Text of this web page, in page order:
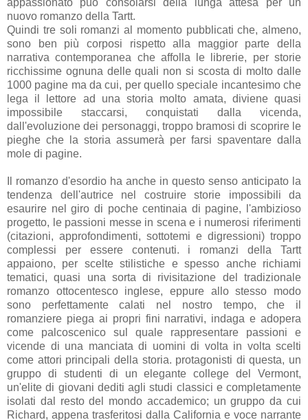
nuovo romanzo della Tartt.
Quindi tre soli romanzi al momento pubblicati che, almeno,
sono ben più corposi rispetto alla maggior parte della
narrativa contemporanea che affolla le librerie, per storie
ricchissime ognuna delle quali non si scosta di molto dalle
1000 pagine ma da cui, per quello speciale incantesimo che
lega il lettore ad una storia molto amata, diviene quasi
impossibile staccarsi, conquistati dalla vicenda,
dall'evoluzione dei personaggi, troppo bramosi di scoprire le
pieghe che la storia assumerà per farsi spaventare dalla
mole di pagine.
Il romanzo d'esordio ha anche in questo senso anticipato la
tendenza dell'autrice nel costruire storie impossibili da
esaurire nel giro di poche centinaia di pagine, l'ambizioso
progetto, le passioni messe in scena e i numerosi riferimenti
(citazioni, approfondimenti, sottotemi e digressioni) troppo
complessi per essere contenuti. i romanzi della Tartt
appaiono, per scelte stilistiche e spesso anche richiami
tematici, quasi una sorta di rivisitazione del tradizionale
romanzo ottocentesco inglese, eppure allo stesso modo
sono perfettamente calati nel nostro tempo, che il
romanziere piega ai propri fini narrativi, indaga e adopera
come palcoscenico sul quale rappresentare passioni e
vicende di una manciata di uomini di volta in volta scelti
come attori principali della storia. protagonisti di questa, un
gruppo di studenti di un elegante college del Vermont,
un'elite di giovani dediti agli studi classici e completamente
isolati dal resto del mondo accademico; un gruppo da cui
Richard, appena trasferitosi dalla California e voce narrante